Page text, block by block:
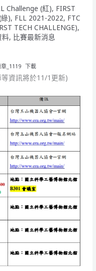
Challenge (紅), FIRST
), FLL 2021-2022, FTC
TECH CHALLENGE),
料, 比賽最新消息
_1119 下載
資訊將於11/1更新)